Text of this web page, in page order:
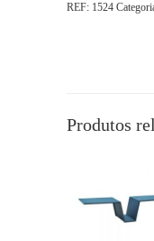
REF: 1524
Produtos